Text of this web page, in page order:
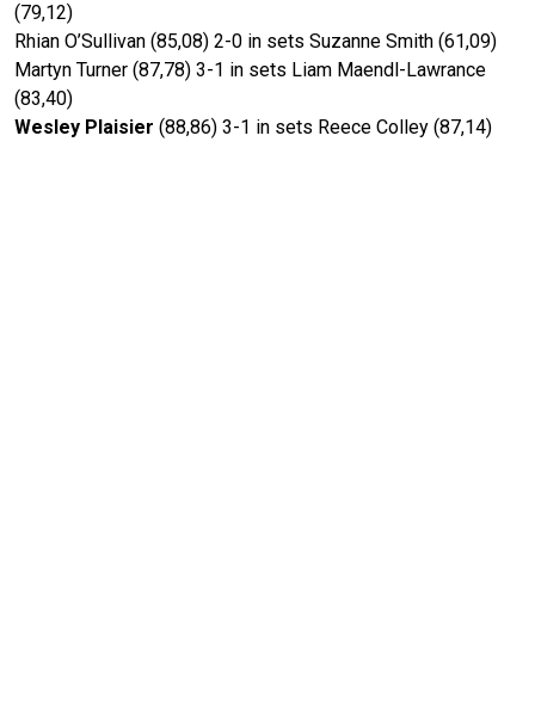
(79,12)
Rhian O’Sullivan (85,08) 2-0 in sets Suzanne Smith (61,09)
Martyn Turner (87,78) 3-1 in sets Liam Maendl-Lawrance
(83,40)
Wesley Plaisier (88,86) 3-1 in sets Reece Colley (87,14)